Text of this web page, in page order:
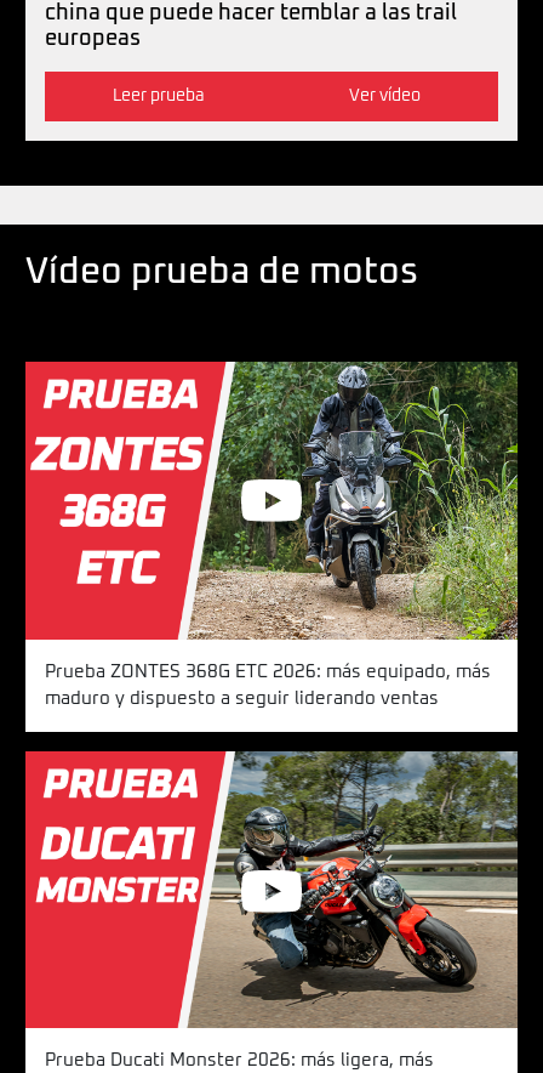
china que puede hacer temblar a las trail
europeas
Leer prueba Ver vídeo
Vídeo prueba de motos
Prueba ZONTES 368G ETC 2026: más equipado, más
maduro y dispuesto a seguir liderando ventas
Prueba Ducati Monster 2026: más ligera, más